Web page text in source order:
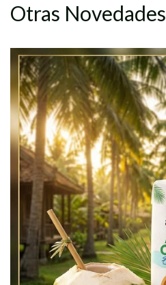
Otras Novedades